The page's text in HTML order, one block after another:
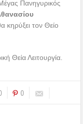
Πανηγυρικός
κηρύξει τον Θείο
Θεία Λειτουργία.
0